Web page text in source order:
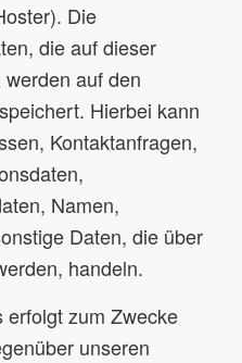
Die
die auf dieser
auf den
Hierbei kann
Kontaktanfragen,
Namen,
Daten, die über
handeln.
erfolgt zum Zwecke
unseren